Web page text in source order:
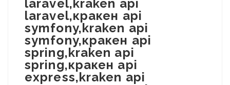
laravel,kraken api
laravel,кракен api
symfony,kraken api
symfony,кракен api
spring,kraken api
spring,кракен api
express,kraken api